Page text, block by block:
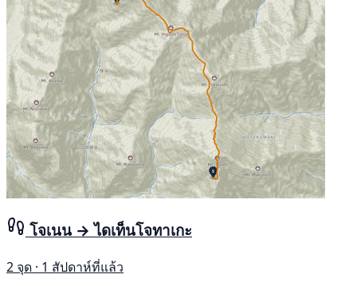
โจเนน → ไดเท็นโจทาเกะ
2 จุด · 1 สัปดาห์ที่แล้ว